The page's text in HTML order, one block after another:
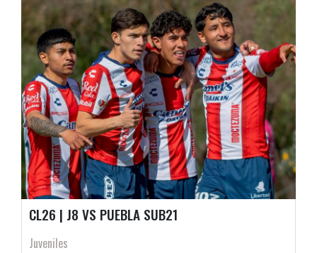
CL26 | J8 VS PUEBLA SUB21
Juveniles